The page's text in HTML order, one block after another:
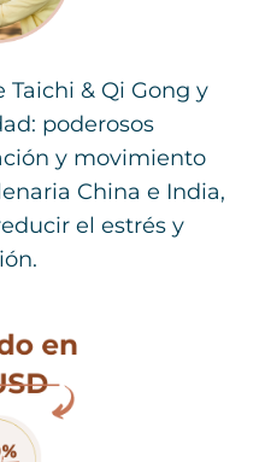
Taichi & Qi Gong y
poderosos
y movimiento
China e India,
el estrés y